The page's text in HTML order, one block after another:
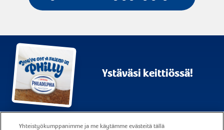
Ystäväsi keittiössä!
Sivukartta Käyttöehdot
Yhteistyökumppanimme ja me käytämme evästeitä tällä